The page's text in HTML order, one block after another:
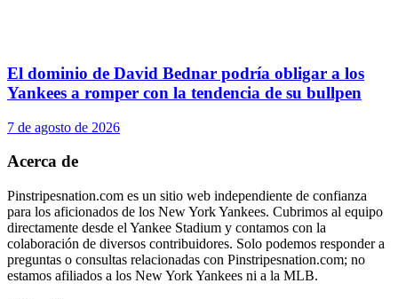
El dominio de David Bednar podría obligar a los
Yankees a romper con la tendencia de su bullpen
7 de agosto de 2026
Acerca de
Pinstripesnation.com es un sitio web independiente de confianza
para los aficionados de los New York Yankees. Cubrimos al equipo
directamente desde el Yankee Stadium y contamos con la
colaboración de diversos contribuidores. Solo podemos responder a
preguntas o consultas relacionadas con Pinstripesnation.com; no
estamos afiliados a los New York Yankees ni a la MLB.